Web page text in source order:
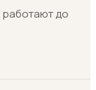
работают до